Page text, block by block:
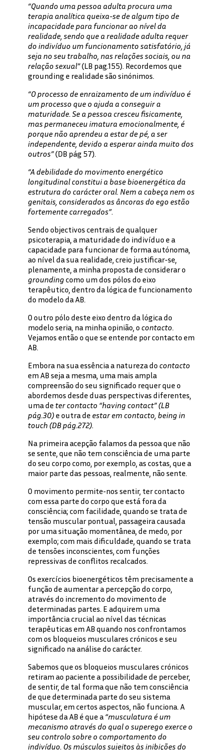
“Quando uma pessoa adulta procura uma
terapia analítica queixa-se de algum tipo de
incapacidade para funcionar ao nível da
realidade, sendo que a realidade adulta requer
do indivíduo um funcionamento satisfatório, já
seja no seu trabalho, nas relações sociais, ou na
relação sexual”(LB pag.155). Recordemos que
grounding e realidade são sinónimos.
“O processo de enraizamento de um indivíduo é
um processo que o ajuda a conseguir a
maturidade. Se a pessoa cresceu fisicamente,
mas permaneceu imatura emocionalmente, é
porque não aprendeu a estar de pé, a ser
independente, devido a esperar ainda muito dos
outros”(DB pág 57).
“A debilidade do movimento energético
longitudinal constitui a base bioenergética da
estrutura do carácter oral. Nem a cabeça nem os
genitais, considerados as âncoras do ego estão
fortemente carregados”.
Sendo objectivos centrais de qualquer
psicoterapia, a maturidade do indivíduo e a
capacidade para funcionar de forma autónoma,
ao nível da sua realidade, creio justificar-se,
plenamente, a minha proposta de considerar o
grounding como um dos pólos do eixo
terapêutico, dentro da lógica de funcionamento
do modelo da AB.
O outro pólo deste eixo dentro da lógica do
modelo seria, na minha opinião, o contacto.
Vejamos então o que se entende por contacto em
AB.
Embora na sua essência a natureza do contacto
em AB seja a mesma, uma mais ampla
compreensão do seu significado requer que o
abordemos desde duas perspectivas diferentes,
uma de ter contacto “having contact” (LB
pág.30)e outra de estar em contacto, being in
touch (DB pág.272).
Na primeira acepção falamos da pessoa que não
se sente, que não tem consciência de uma parte
do seu corpo como, por exemplo, as costas, que a
maior parte das pessoas, realmente, não sente.
O movimento permite-nos sentir, ter contacto
com essa parte do corpo que está fora da
consciência; com facilidade, quando se trata de
tensão muscular pontual, passageira causada
por uma situação momentânea, de medo, por
exemplo; com mais dificuldade, quando se trata
de tensões inconscientes, com funções
repressivas de conflitos recalcados.
Os exercícios bioenergéticos têm precisamente a
função de aumentar a percepção do corpo,
através do incremento do movimento de
determinadas partes. E adquirem uma
importância crucial ao nível das técnicas
terapêuticas em AB quando nos confrontamos
com os bloqueios musculares crónicos e seu
significado na análise do carácter.
Sabemos que os bloqueios musculares crónicos
retiram ao paciente a possibilidade de perceber,
de sentir, de tal forma que não tem consciência
de que determinada parte do seu sistema
muscular, em certos aspectos, não funciona. A
hipótese da AB é que a “musculatura é um
mecanismo através do qual o superego exerce o
seu controlo sobre o comportamento do
indivíduo. Os músculos sujeitos às inibições do